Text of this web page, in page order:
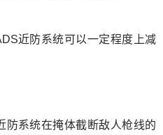
近防系统可以一定程度上减
防系统在掩体截断敌人枪线的